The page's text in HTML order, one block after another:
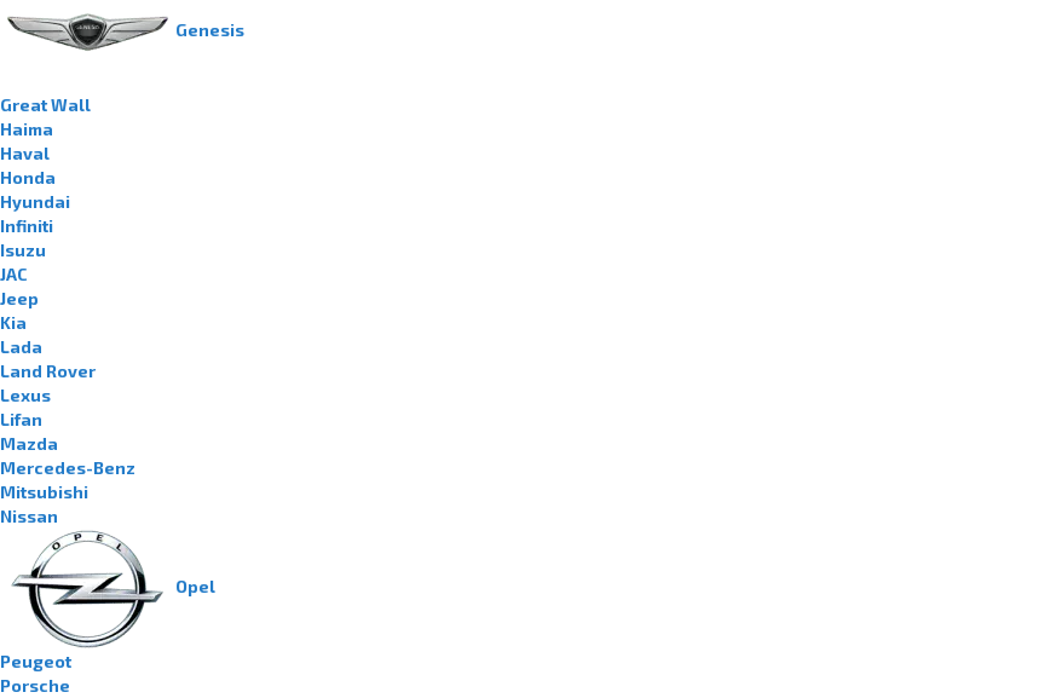
Genesis
Great Wall
Haima
Haval
Honda
Hyundai
Infiniti
Isuzu
JAC
Jeep
Kia
Lada
Land Rover
Lexus
Lifan
Mazda
Mercedes-Benz
Mitsubishi
Nissan
Opel
Peugeot
Porsche